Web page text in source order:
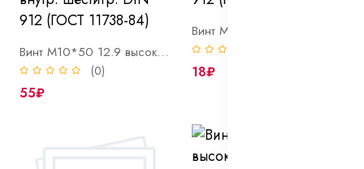
Винт М10*50 12.9 высокопрочный с внутр. шестигр. DIN 912 (ГОСТ 11738-84)
(0)
55₽
18₽